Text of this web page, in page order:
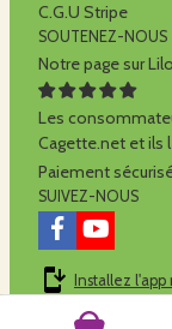
C.G.U Stripe
SOUTENEZ-NOUS
Notre page sur
Les
Cagette.net et ils
Paiement
SUIVEZ-NOUS
Installez
Cagette.net est